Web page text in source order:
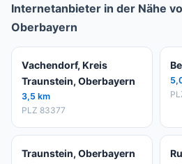
Internetanbieter in der Nähe
Oberbayern
Vachendorf, Kreis
Traunstein, Oberbayern
3,5 km
PLZ 83377
Traunstein, Oberbayern